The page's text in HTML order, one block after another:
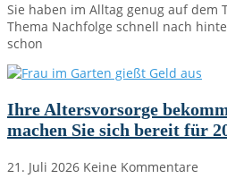
Sie haben im Alltag genug auf dem
Thema Nachfolge schnell nach
schon
Ihre Altersvorsorge
machen Sie sich bereit für
21. Juli 2026 Keine Kommentare